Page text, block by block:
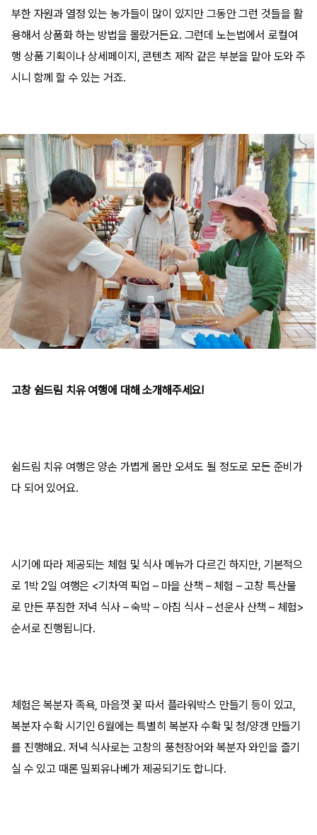
부한 자원과 열정 있는 농가들이 많이 있지만 그동안 그런 것들을 활
용해서 상품화 하는 방법을 몰랐거든요. 그런데 노는법에서 로컬여
행 상품 기획이나 상세페이지 ,콘텐츠 제작 같은 부분을 맡아 도와 주
시니 함께 할 수 있는 거죠.
고창 쉼드림 치유 여행에 대해 소개해주세요!
쉼드림 치유 여행은 양손 가볍게 몸만 오셔도 될 정도로 모든 준비가
다 되어 있어요.
시기에 따라 제공되는 체험 및 식사 메뉴가 다르긴 하지만, 기본적으
로 1박2일 여행은 <기차역 픽업 – 마을 산책 – 체험 –고창 특산물
로 만든 푸짐한 저녁 식사 –숙박 – 아침 식사 –선운사 산책– 체험>
순서로 진행됩니다.
체험은 복분자 족욕, 마음껏 꽃 따서 플라워박스 만들기 등이 있고
복분자 수확 시기인6월에는 특별히 복분자 수확 및 청/양갱 만들기
를 진행해요. 저녁 식사로는 고창의 풍천장어와 복분자 와인을 즐기
실 수 있고 때론 밀푀유나베가 제공되기도 합니다.